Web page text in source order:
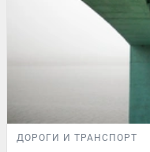
ДОРОГИ И ТРАНСПОРТ